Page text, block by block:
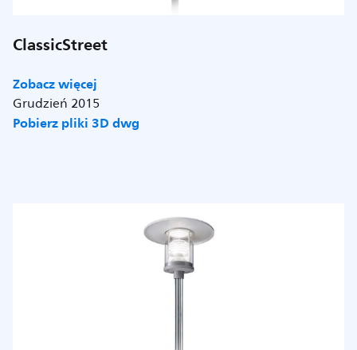
ClassicStreet
Zobacz więcej
Grudzień 2015
Pobierz pliki 3D dwg